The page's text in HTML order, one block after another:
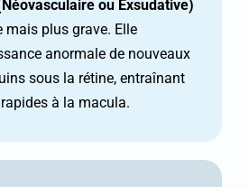
ou Exsudative)
mais plus grave. Elle
anormale de nouveaux
sous la rétine, entraînant
à la macula.